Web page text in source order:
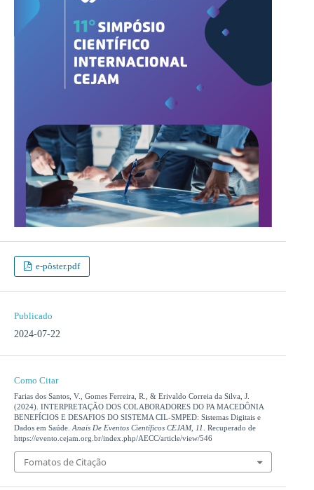
e-pôster.pdf
Publicado
2024-07-22
Como Citar
Farias dos Santos, V., Gomes Ferreira, R., & Erivaldo Correia da Silva, J.
(2024). INTERPRETAÇÃO DOS COLABORADORES DO PA MACEDÔNIA
BENEFÍCIOS E DESAFIOS DO SISTEMA CIL-SMPED: Sistemas Digitais e
Dados em Saúde. Anais De Eventos Científicos CEJAM, 11
. Recuperado de
https://evento.cejam.org.br/index.php/AECC/article/view/546
Fomatos de Citação